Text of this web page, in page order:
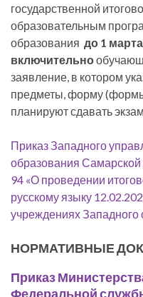
государственной
образовательным
образования до 1
включительно
заявление, в котором
предметы, форму
планируют сдавать
Приказ Западного
образования Самарской
94 «О проведении
русскому языку
учреждениях Западного
НОРМАТИВНЫЕ
Приказ
Федеральной